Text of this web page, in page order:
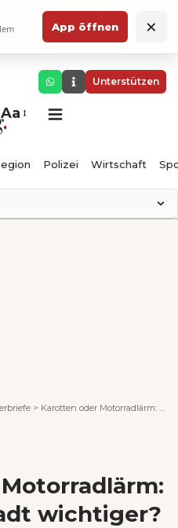
App öffnen ×
Unterstützen
Aa
Polizei Wirtschaft
> Karotten oder Motorradlärm: Was ist der Stadt wichtiger?
wichtiger?